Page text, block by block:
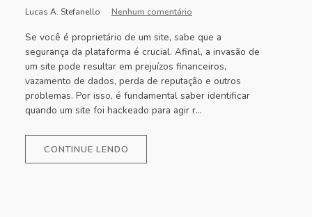
Lucas A. Stefanello Nenhum comentário
Se você é proprietário de um site, sabe que a
segurança da plataforma é crucial. Afinal, a invasão de
um site pode resultar em prejuízos financeiros,
vazamento de dados, perda de reputação e outros
problemas. Por isso, é fundamental saber identificar
quando um site foi hackeado para agir r...
CONTINUE LENDO